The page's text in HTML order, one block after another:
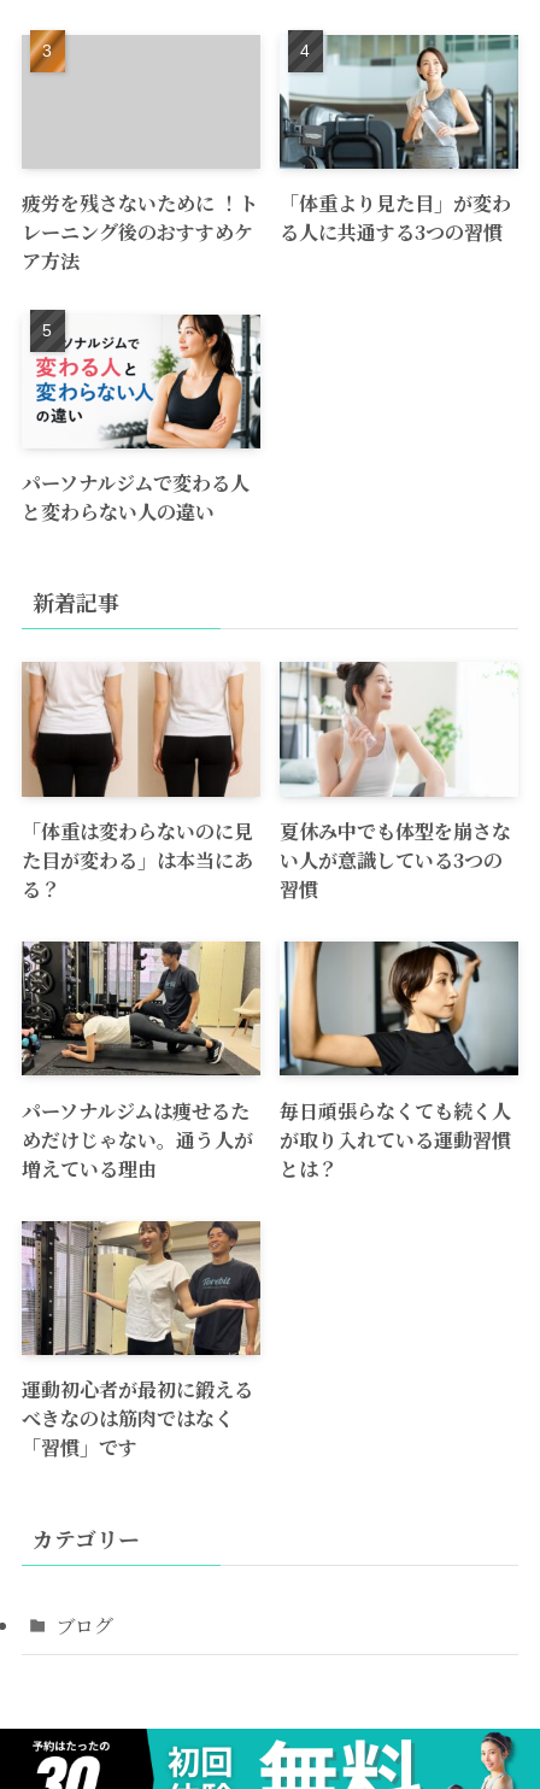
疲労を残さないために ！ト
レーニング後のおすすめケ
ア方法
「体重より見た目」が変わ
る人に共通する3つの習慣
パーソナルジムで変わる人
と変わらない人の違い
新着記事
「体重は変わらないのに見
た目が変わる」は本当にあ
る？
夏休み中でも体型を崩さな
い人が意識している3つの
習慣
パーソナルジムは痩せるた
めだけじゃない。通う人が
増えている理由
毎日頑張らなくても続く人
が取り入れている運動習慣
とは？
運動初心者が最初に鍛える
べきなのは筋肉ではなく
「習慣」です
カテゴリー
ブログ